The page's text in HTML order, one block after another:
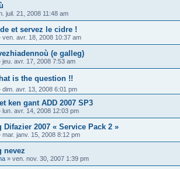
juil. 21, 2008 11:48 am
et servez le cidre !
ven. avr. 18, 2008 10:37 am
(e galleg)
jeu. avr. 17, 2008 7:53 am
is the question !!
dim. avr. 13, 2008 6:01 pm
ken gant ADD 2007 SP3
lun. avr. 14, 2008 12:03 pm
2007 « Service Pack 2 »
mar. janv. 15, 2008 8:12 pm
nevez
» ven. nov. 30, 2007 1:39 pm